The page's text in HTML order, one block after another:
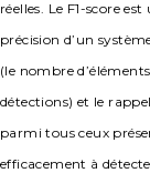
réelles. Le F1-score
précision d’un
(le nombre
détections) et le
parmi tous ceux
efficacement à